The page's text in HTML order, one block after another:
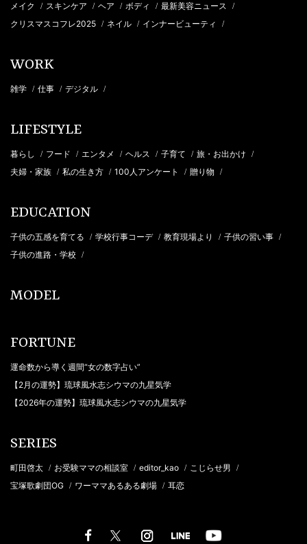
メイク / スキンケア / ヘア / ボディ / 最新美容ニュース /
クリスマスコフレ2025 / ネイル / インナービューティ /
WORK
雑学 / 仕事 / デジタル /
LIFESTYLE
暮らし / フード / エンタメ / ヘルス / 子育て / 旅・お出かけ /
夫婦・家族 / 私の生き方 / 100人アンケート / 贈り物 /
EDUCATION
子供の五感を育てる / 学校行事コーデ / 教育現場より / 子供の習い事 /
子供の進路・学校 /
MODEL
FORTUNE
運命数から導く週間“女の数字占い”
【2月の運勢】琉球風水志シウマの九星気学
【2026年の運勢】琉球風水志シウマの九星気学
SERIES
町田啓太 / お受験ママの相談室 / editor_kao / こじらせ男 /
宝塚歌劇団OG / ワーママあるある劇場 / 耳恋